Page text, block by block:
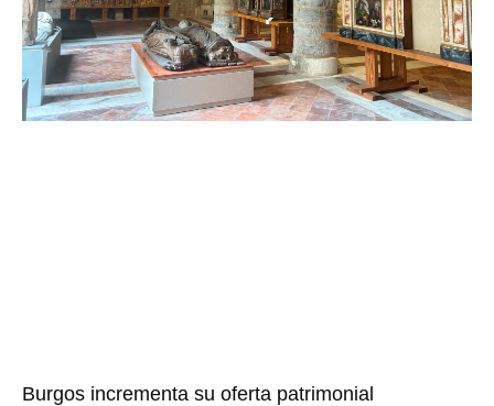
Burgos incrementa su oferta patrimonial